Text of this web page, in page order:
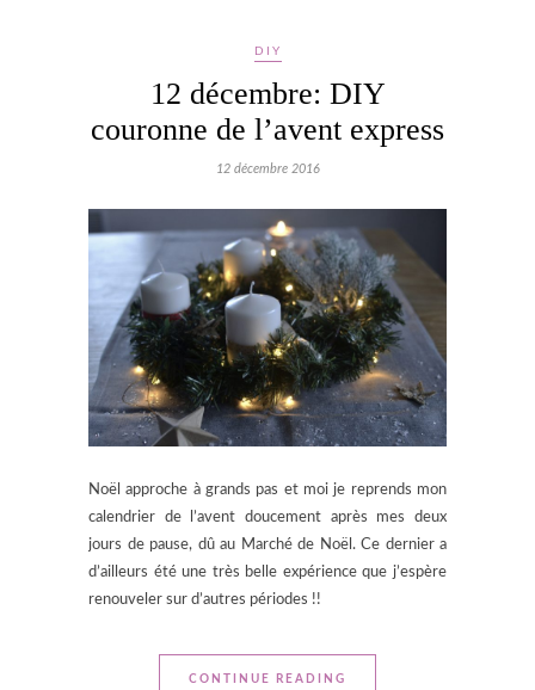
DIY
12 décembre: DIY
couronne de l’avent express
12 décembre 2016
Noël approche à grands pas et moi je reprends mon
calendrier de l’avent doucement après mes deux
jours de pause, dû au Marché de Noël. Ce dernier a
d’ailleurs été une très belle expérience que j’espère
renouveler sur d’autres périodes !!
CONTINUE READING